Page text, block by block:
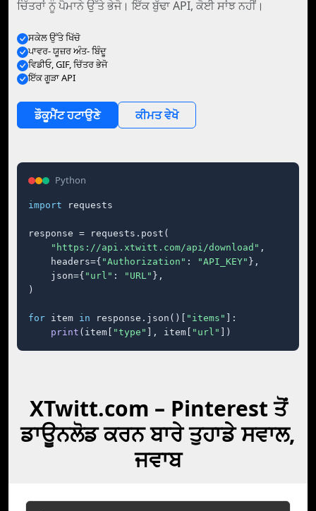
ਚਿੱਤਰਾਂ ਨੂੰ ਪੈਮਾਨੇ ਉੱਤੇ ਭੇਜੋ। ਇੱਕ ਬੁੱਢਾ API, ਕੋਈ ਸਾਂਝ ਨਹੀਂ।
ਸਕੇਲ ਉੱਤੇ ਖਿੱਚੋ
ਪਾਵਰ- ਯੂਜ਼ਰ ਅੰਤ- ਬਿੰਦੂ
ਵਿਡੀਓ, GIF, ਚਿੱਤਰ ਭੇਜੋ
ਇੱਕ ਗੂੜਾ API
ਡੌਕੂਮੈਂਟ ਹਟਾਉਣੇ ਕੀਮਤ ਵੇਖੋ
Python
import requests
response = requests.post(
"https://api.xtwitt.com/api/download" ,
    headers={
"Authorization" : "API_KEY" },
    json={
"url" : "URL" },
)
for item in response.json()[ "items"
]:
print (item[ "type" ], item[ "url" ])
XTwitt.com – Pinterest ਤੋਂ
ਡਾਊਨਲੋਡ ਕਰਨ ਬਾਰੇ ਤੁਹਾਡੇ ਸਵਾਲ,
ਜਵਾਬ